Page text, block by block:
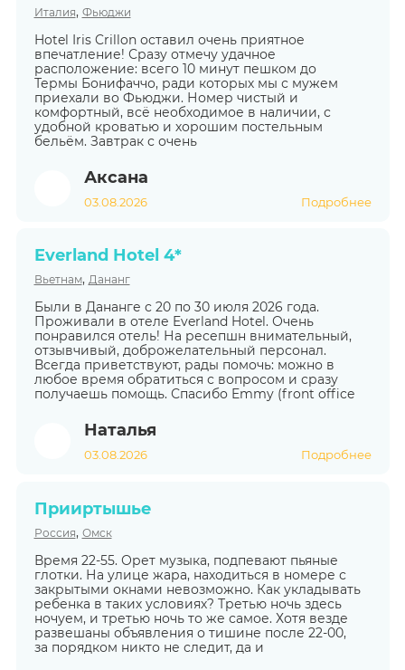
Италия, Фьюджи
Hotel Iris Crillon оставил очень приятное
впечатление! Сразу отмечу удачное
расположение: всего 10 минут пешком до
Термы Бонифаччо, ради которых мы с мужем
приехали во Фьюджи. Номер чистый и
комфортный, всё необходимое в наличии, с
удобной кроватью и хорошим постельным
бельём. Завтрак с очень
Аксана
03.08.2026 Подробнее
Everland Hotel 4*
Вьетнам, Дананг
Были в Дананге с 20 по 30 июля 2026 года.
Проживали в отеле Everland Hotel. Очень
понравился отель! На ресепшн внимательный,
отзывчивый, доброжелательный персонал.
Всегда приветствуют, рады помочь: можно в
любое время обратиться с вопросом и сразу
получаешь помощь. Спасибо Emmy (front office
Наталья
03.08.2026 Подробнее
Прииртышье
Россия, Омск
Время 22-55. Орет музыка, подпевают пьяные
глотки. На улице жара, находиться в номере с
закрытыми окнами невозможно. Как укладывать
ребенка в таких условиях? Третью ночь здесь
ночуем, и третью ночь то же самое. Хотя везде
развешаны объявления о тишине после 22-00,
за порядком никто не следит, да и